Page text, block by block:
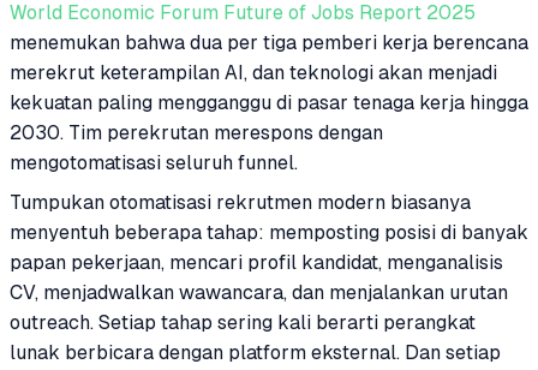
World Economic Forum Future of Jobs Report 2025
menemukan bahwa dua per tiga pemberi kerja berencana
merekrut keterampilan AI, dan teknologi akan menjadi
kekuatan paling mengganggu di pasar tenaga kerja hingga
2030. Tim perekrutan merespons dengan
mengotomatisasi seluruh funnel.
Tumpukan otomatisasi rekrutmen modern biasanya
menyentuh beberapa tahap: memposting posisi di banyak
papan pekerjaan, mencari profil kandidat, menganalisis
CV, menjadwalkan wawancara, dan menjalankan urutan
outreach. Setiap tahap sering kali berarti perangkat
lunak berbicara dengan platform eksternal. Dan setiap